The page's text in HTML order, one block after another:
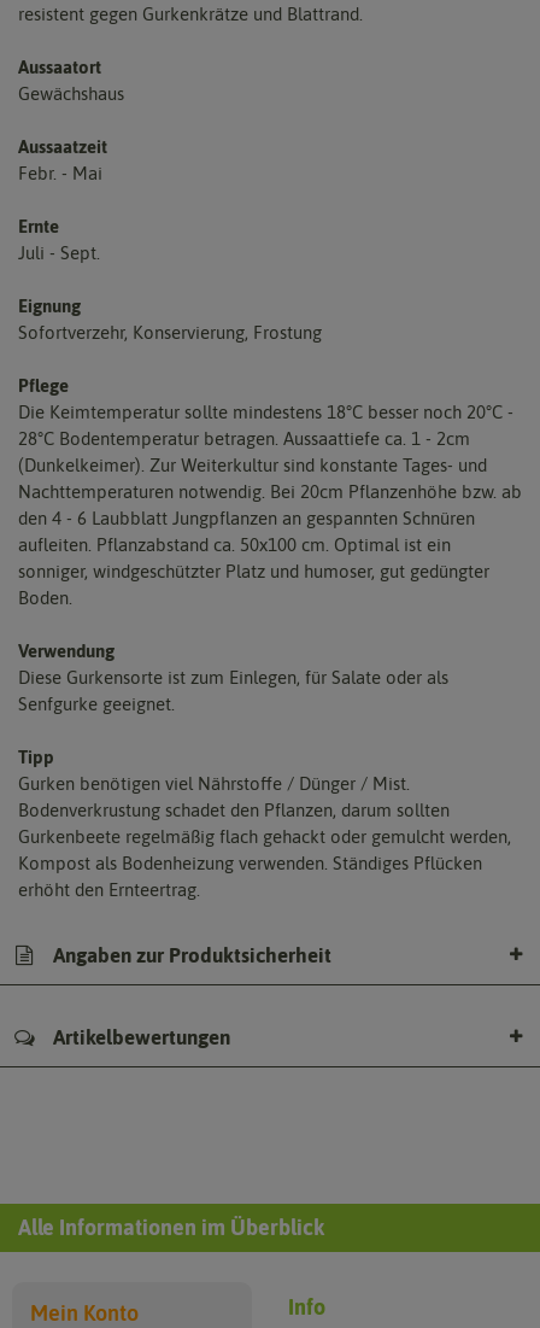
resistent gegen Gurkenkrätze und Blattrand.
Aussaatort
Gewächshaus
Aussaatzeit
Febr. - Mai
Ernte
Juli - Sept.
Eignung
Sofortverzehr, Konservierung, Frostung
Pflege
Die Keimtemperatur sollte mindestens 18°C besser noch 20°C -
28°C Bodentemperatur betragen. Aussaattiefe ca. 1 - 2cm
(Dunkelkeimer). Zur Weiterkultur sind konstante Tages- und
Nachttemperaturen notwendig. Bei 20cm Pflanzenhöhe bzw. ab
den 4 - 6 Laubblatt Jungpflanzen an gespannten Schnüren
aufleiten. Pflanzabstand ca. 50x100 cm. Optimal ist ein
sonniger, windgeschützter Platz und humoser, gut gedüngter
Boden.
Verwendung
Diese Gurkensorte ist zum Einlegen, für Salate oder als
Senfgurke geeignet.
Tipp
Gurken benötigen viel Nährstoffe / Dünger / Mist.
Bodenverkrustung schadet den Pflanzen, darum sollten
Gurkenbeete regelmäßig flach gehackt oder gemulcht werden,
Kompost als Bodenheizung verwenden. Ständiges Pflücken
erhöht den Ernteertrag.
Angaben zur Produktsicherheit
Artikelbewertungen
Alle Informationen im Überblick
Mein Konto Info